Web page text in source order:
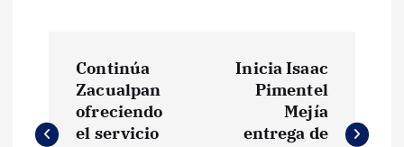
Continúa
Zacualpan
ofreciendo
el servicio
Inicia Isaac
Pimentel
Mejía
entrega de